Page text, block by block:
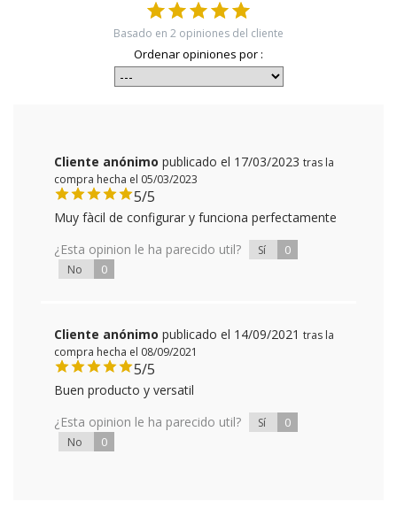
Basado en 2 opiniones del cliente
Ordenar opiniones por :
Cliente anónimopublicado el 17/03/2023 tras la
compra hecha el 05/03/2023
5/5
Muy fàcil de configurar y funciona perfectamente
¿Esta opinion le ha parecido util?
Sí 0
No 0
Cliente anónimopublicado el 14/09/2021 tras la
compra hecha el 08/09/2021
5/5
Buen producto y versatil
¿Esta opinion le ha parecido util?
Sí 0
No 0